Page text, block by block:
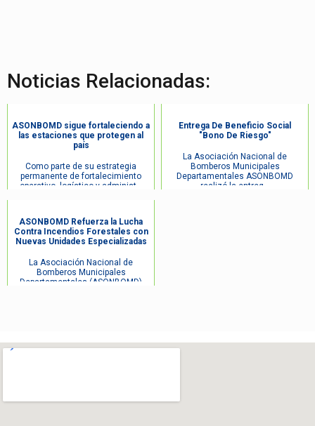
Noticias Relacionadas:
ASONBOMD sigue fortaleciendo a
las estaciones que protegen al
país
Como parte de su estrategia
permanente de fortalecimiento
operativo, logístico y administ...
Entrega De Beneficio Social
"Bono De Riesgo"
La Asociación Nacional de
Bomberos Municipales
Departamentales ASONBOMD
realizó la entreg...
ASONBOMD Refuerza la Lucha
Contra Incendios Forestales con
Nuevas Unidades Especializadas
La Asociación Nacional de
Bomberos Municipales
Departamentales (ASONBOMD)